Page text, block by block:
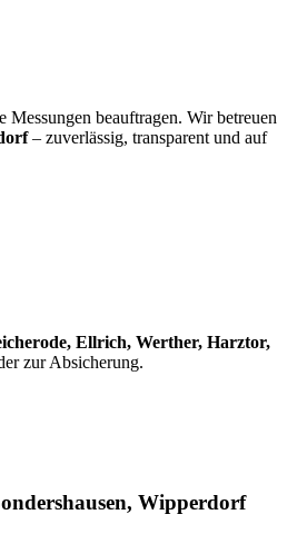
beauftragen. Wir betreuen
– zuverlässig, transparent und auf
Ellrich, Werther, Harztor,
zur Absicherung.
Wipperdorf